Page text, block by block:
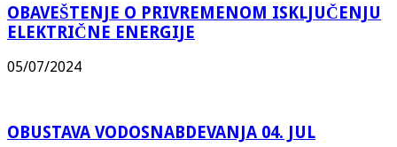
OBAVEŠTENJE O PRIVREMENOM ISKLJUČENJU
ELEKTRIČNE ENERGIJE
05/07/2024
OBUSTAVA VODOSNABDEVANJA 04. JUL